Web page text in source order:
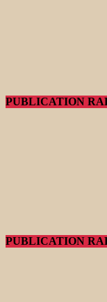
PUBLICATION
PUBLICATION